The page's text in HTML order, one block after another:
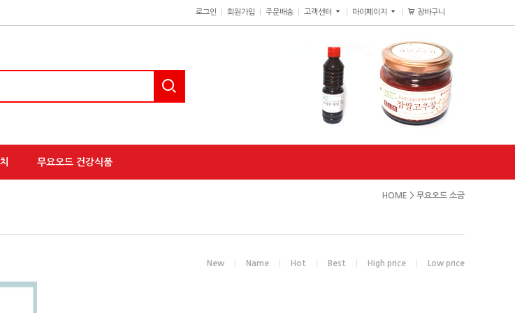
로그인 회원가입 주문배송 고객센터 마이페이지 장바구니
무요오드 건강식품
HOME > 무요오드 소금
New Name Hot Best High price Low price